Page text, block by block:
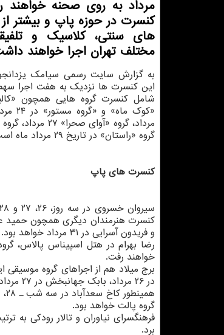
های سنتی، كلاسیك و
مختلف تهران اجرا خواهند
به گزارش سایت رسمی سیامك یزدانجو
این كنسرت ها نزدیك به هفت اجرا
گروه «راستان» در تاریخ ۲۹ مرداد ماه است. فرهنگسرای نیاوران میزبان كلیه این اجراها خواهد بود.
كنسرت های پاپ
و فریدون آسرایی در ۳۱ مرداد خواهد بود.
خواهند رفت.
در ۲۶ مرداد، بابك جهانبخش در ۲۷ مرداد، مهدی جهانی و فرزاد فرزین در ۳۰ و ۳۱ مرداد میزبانی خواهد نمود.
گروه پالت خواهد بود.
برد.